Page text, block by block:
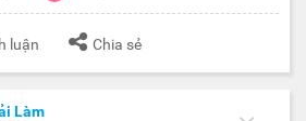
luận Chia sẻ
Làm